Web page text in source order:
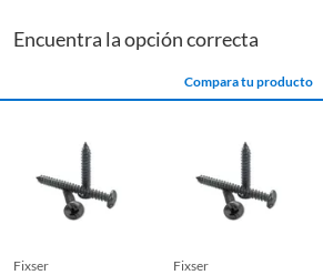
Encuentra la opción correcta
Compara tu producto
fixser fixser